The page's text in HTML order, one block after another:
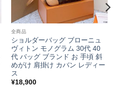
全商品
ショルダーバッグ ブローニュ
ヴィトン モノグラム 30代 40
代 バッグ ブランド お 手頃 斜
めがけ 肩掛け カバン レディー
ス
¥18,900